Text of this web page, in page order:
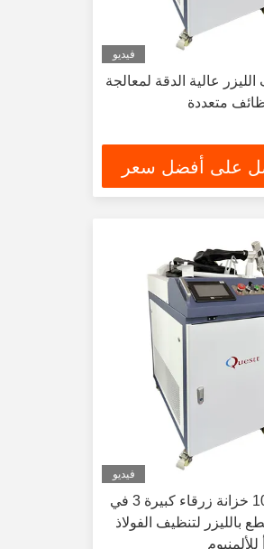
فيديو
الليزر عالية الدقة لمعالجة
متعددة
على أفضل سعر
فيديو
1000w 1500w خزانة زرقاء كبيرة 3 في
بالليزر لتنظيف الفولاذ